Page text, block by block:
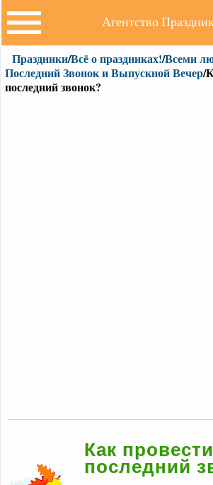
Агентство
Праздники/Всё о праздниках!/Всеми
Последний Звонок и Выпускной Вечер/
последний звонок?
Как провести
последний